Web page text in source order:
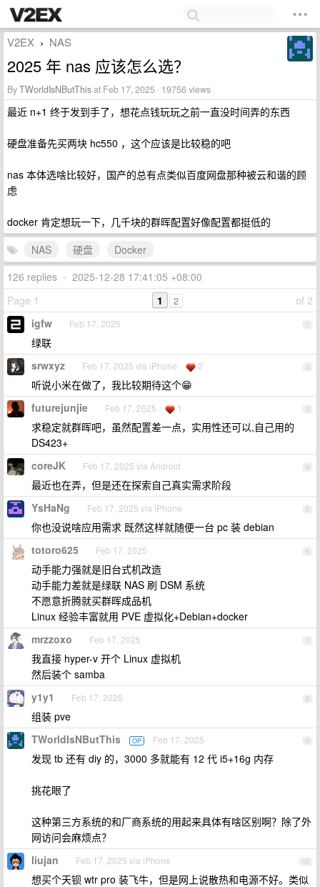
V2EX › NAS
2025 年 nas 应该怎么选？
ByTWorldIsNButThisat Feb 17, 2025 · 19756 views
最近 n+1 终于发到手了，想花点钱玩玩之前一直没时间弄的东西
硬盘准备先买两块 hc550 ，这个应该是比较稳的吧
nas 本体选啥比较好，国产的总有点类似百度网盘那种被云和谐的顾
虑
docker 肯定想玩一下，几千块的群晖配置好像配置都挺低的
NAS
硬盘
Docker
126 replies • 2025-12-28 17:41:05 +08:00
Page 1
of 2
1 2
1
igfw Feb 17, 2025
绿联
2
srwxyz Feb 17, 2025 via iPhone 2
听说小米在做了，我比较期待这个😁
3
futurejunjie Feb 17, 2025 1
求稳定就群晖吧，虽然配置差一点，实用性还可以,自己用的
DS423+
4
coreJK Feb 17, 2025 via Android
最近也在弄，但是还在探索自己真实需求阶段
5
YsHaNg Feb 17, 2025 via iPhone
你也没说啥应用需求 既然这样就随便一台 pc 装 debian
6
totoro625 Feb 17, 2025
动手能力强就是旧台式机改造
动手能力差就是绿联 NAS 刷 DSM 系统
不愿意折腾就买群晖成品机
Linux 经验丰富就用 PVE 虚拟化+Debian+docker
7
mrzzoxo Feb 17, 2025
我直接 hyper-v 开个 Linux 虚拟机
然后装个 samba
8
y1y1 Feb 17, 2025
组装 pve
9
TWorldIsNButThis OP Feb 17, 2025
发现 tb 还有 diy 的，3000 多就能有 12 代 i5+16g 内存
挑花眼了
这种第三方系统的和厂商系统的用起来具体有啥区别啊？除了外
网访问会麻烦点？
10
liujan Feb 17, 2025 via iPhone
想买个天钡 wtr pro 装飞牛，但是网上说散热和电源不好。类似